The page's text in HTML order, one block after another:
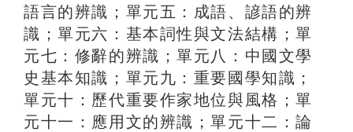
語言的辨識；單元五：成語、諺語的辨
識；單元六：基本詞性與文法結構；單
元七：修辭的辨識；單元八：中國文學
史基本知識；單元九：重要國學知識；
單元十：歷代重要作家地位與風格；單
元十一：應用文的辨識；單元十二：論